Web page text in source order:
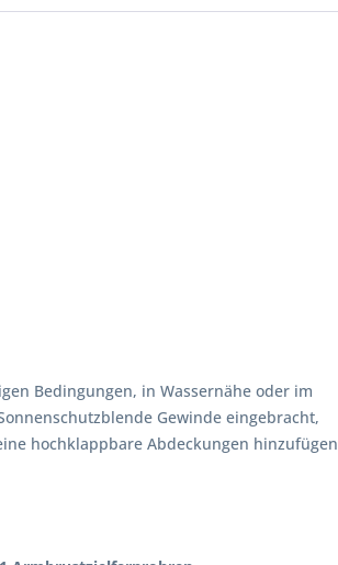
Bedingungen, in Wassernähe oder im
Gewinde eingebracht,
hochklappbare Abdeckungen hinzufügen